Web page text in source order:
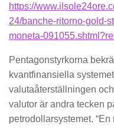
https://
24/banche-ritorno-gold-
moneta-
Pentagonstyrkorna
kvantfinansiella
valutaåterställningen
valutor är andra tecken
petrodollarsystemet.